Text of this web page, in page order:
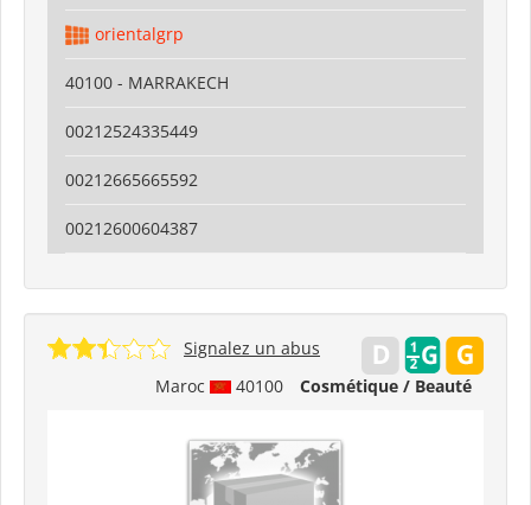
orientalgrp
40100 - MARRAKECH
00212524335449
00212665665592
00212600604387
Maroc 40100 Cosmétique / Beauté
Signalez un abus